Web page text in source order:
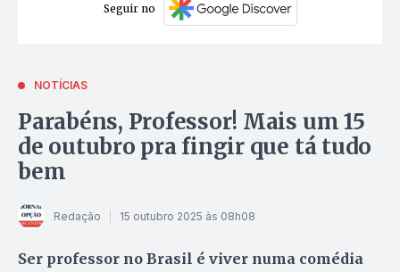
Seguir no
NOTÍCIAS
Parabéns, Professor! Mais um 15
de outubro pra fingir que tá tudo
bem
Redação 15 outubro 2025 às 08h08
Ser professor no Brasil é viver numa comédia